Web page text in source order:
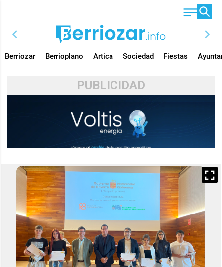
chevron_left chevron_right
Berriozar Berrioplano Artica Sociedad Fiestas
PUBLICIDAD